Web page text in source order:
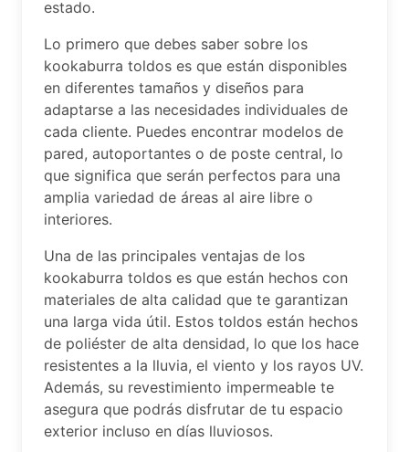
estado.
Lo primero que debes saber sobre los
kookaburra toldos es que están disponibles
en diferentes tamaños y diseños para
adaptarse a las necesidades individuales de
cada cliente. Puedes encontrar modelos de
pared, autoportantes o de poste central, lo
que significa que serán perfectos para una
amplia variedad de áreas al aire libre o
interiores.
Una de las principales ventajas de los
kookaburra toldos es que están hechos con
materiales de alta calidad que te garantizan
una larga vida útil. Estos toldos están hechos
de poliéster de alta densidad, lo que los hace
resistentes a la lluvia, el viento y los rayos UV.
Además, su revestimiento impermeable te
asegura que podrás disfrutar de tu espacio
exterior incluso en días lluviosos.